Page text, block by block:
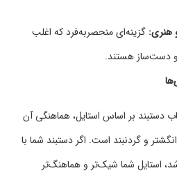
هنری: گزینه‌ای منحصر‌به‌فرد که اغلب
دست‌ساز هستند.
دستبند بر اساس استایل، هماهنگی آن
و گردنبند است. اگر دستبند شما با
استایل شما شیک‌تر و هماهنگ‌تر